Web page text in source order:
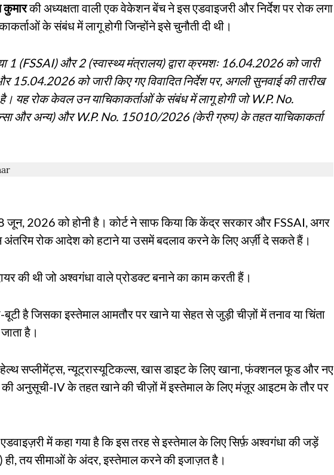
कुमारकी अध्यक्षता वाली एक वेकेशन बेंच ने इस एडवाइजरी और निर्देश पर रोक लगा
के संबंध में लागू होगी जिन्होंने इसे चुनौती दी थी।
1 (FSSAI) और 2 (स्वास्थ्य मंत्रालय) द्वारा क्रमशः 16.04.2026 को जारी
15.04.2026 को जारी किए गए विवादित निर्देश पर, अगली सुनवाई की तारीख
यह रोक केवल उन याचिकाकर्ताओं के संबंध में लागू होगी जो W.P. No.
और अन्य) और W.P. No. 15010/2026 (केरी ग्रुप) के तहत याचिकाकर्ता
जून, 2026 को होनी है। कोर्ट ने साफ किया कि केंद्र सरकार और FSSAI, अगर
रोक आदेश को हटाने या उसमें बदलाव करने के लिए अर्ज़ी दे सकते हैं।
की थी जो अश्वगंधा वाले प्रोडक्ट बनाने का काम करती हैं।
है जिसका इस्तेमाल आमतौर पर खाने या सेहत से जुड़ी चीज़ों में तनाव या चिंता
है।
सप्लीमेंट्स, न्यूट्रास्यूटिकल्स, खास डाइट के लिए खाना, फंक्शनल फूड और नए
अनुसूची-IV के तहत खाने की चीज़ों में इस्तेमाल के लिए मंज़ूर आइटम के तौर पर
एडवाइज़री में कहा गया है कि इस तरह से इस्तेमाल के लिए सिर्फ़ अश्वगंधा की जड़ें
तय सीमाओं के अंदर, इस्तेमाल करने की इजाज़त है।